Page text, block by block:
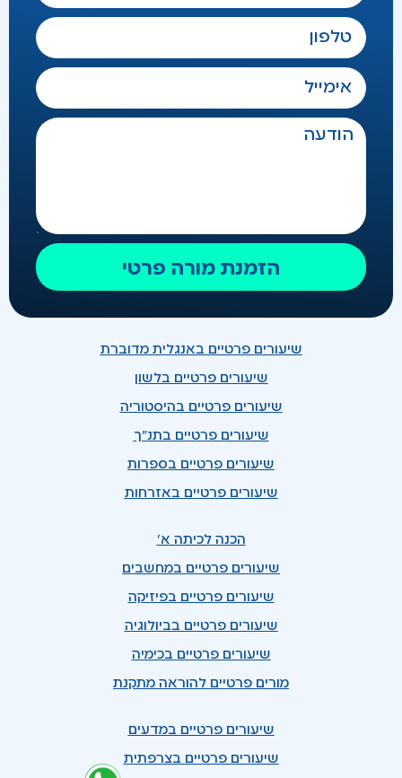
הזמנת מורה פרטי
שיעורים פרטיים באנגלית מדוברת
שיעורים פרטיים בלשון
שיעורים פרטיים בהיסטוריה
שיעורים פרטיים בתנ"ך
שיעורים פרטיים בספרות
שיעורים פרטיים באזרחות
הכנה לכיתה א'
שיעורים פרטיים במחשבים
שיעורים פרטיים בפיזיקה
שיעורים פרטיים בביולוגיה
שיעורים פרטיים בכימיה
מורים פרטיים להוראה מתקנת
שיעורים פרטיים במדעים
שיעורים פרטיים בצרפתית